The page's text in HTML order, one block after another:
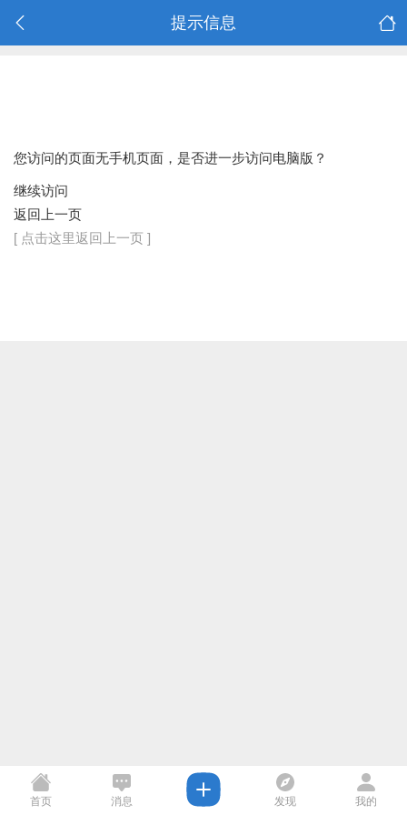
提示信息
您访问的页面无手机页面，是否进一步访问电脑版？
继续访问
返回上一页
[ 点击这里返回上一页 ]
首页 消息 发现 我的